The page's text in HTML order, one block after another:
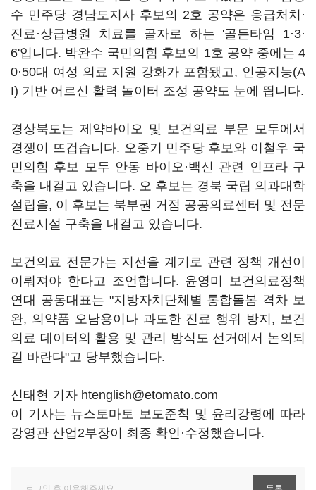
수 민주당 경남도지사 후보의 2호 공약은 응급처치·
진료·상급병원 치료를 골자로 하는 '골든타임 1·3·
6'입니다. 박완수 국민의힘 후보의 1호 공약 중에는 4
0·50대 여성 의료 지원 강화가 포함됐고, 인공지능(A
I) 기반 어르신 활력 놀이터 조성 공약도 눈에 띕니다.
경상북도는 제약바이오 및 보건의료 부문 모두에서
경쟁이 뜨겁습니다. 오중기 민주당 후보와 이철우 국
민의힘 후보 모두 안동 바이오·백신 관련 인프라 구
축을 내걸고 있습니다. 오 후보는 경북 국립 의과대학
설립을, 이 후보는 북부권 거점 공공의료센터 및 전문
진료시설 구축을 내걸고 있습니다.
보건의료 전문가는 지선을 계기로 관련 정책 개선이
이뤄져야 한다고 조언합니다. 윤영미 보건의료정책
연대 공동대표는 "지방자치단체별 통합돌봄 격차 보
완, 의약품 오남용이나 과도한 진료 행위 방지, 보건
의료 데이터의 활용 및 관리 방식도 선거에서 논의되
길 바란다"고 당부했습니다.
신태현 기자 htenglish@etomato.com
이 기사는 뉴스토마토 보도준칙 및 윤리강령에 따라
강영관 산업2부장이 최종 확인·수정했습니다.